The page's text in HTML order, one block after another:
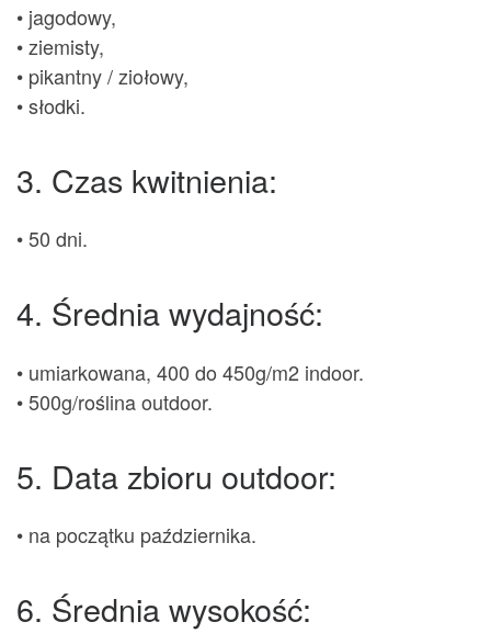
• jagodowy,
• ziemisty,
• pikantny / ziołowy,
• słodki.
3. Czas kwitnienia:
• 50 dni.
4. Średnia wydajność:
• umiarkowana, 400 do 450g/m2 indoor.
• 500g/roślina outdoor.
5. Data zbioru outdoor:
• na początku października.
6. Średnia wysokość: